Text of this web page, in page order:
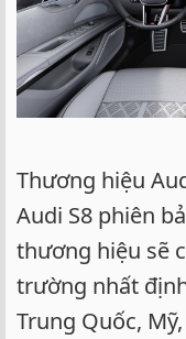
Thương hiệu
Audi S8 phiên
thương hiệu sẽ
trường nhất
Trung Quốc,